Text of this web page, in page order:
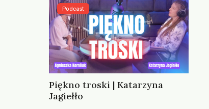
Piękno troski | Katarzyna
Jagiełło
Podcast